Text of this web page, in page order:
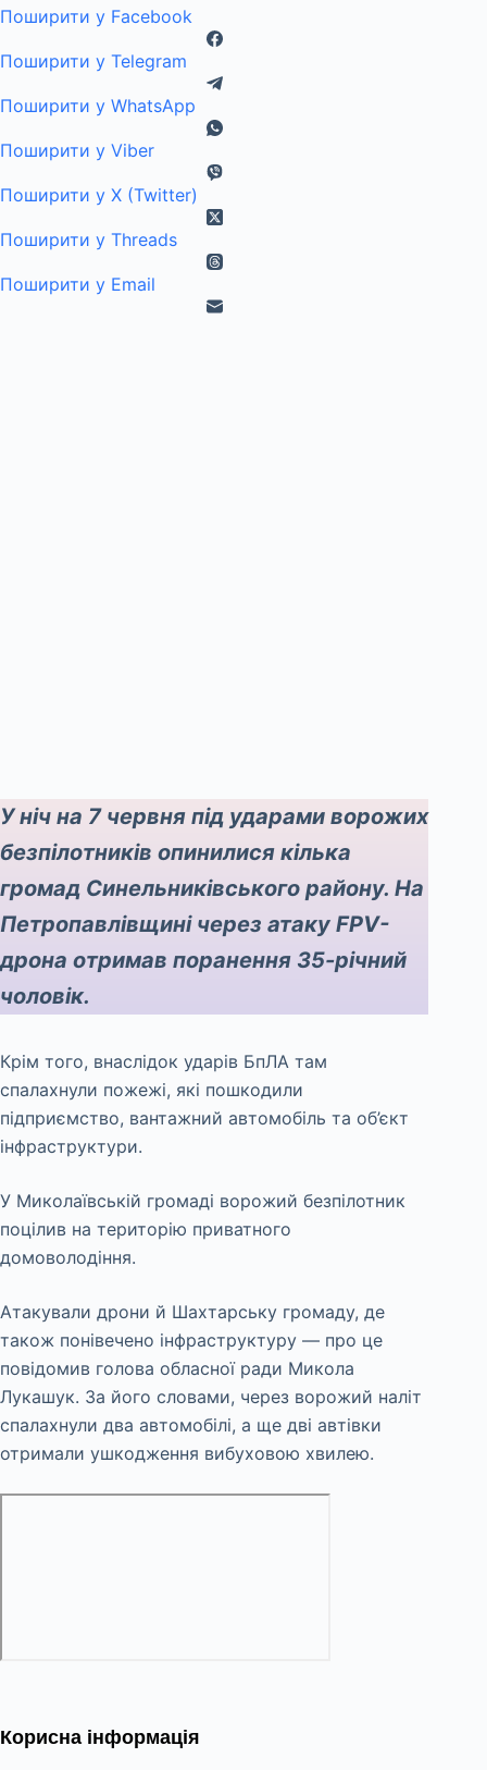
Поширити у Facebook
Поширити у Telegram
Поширити у WhatsApp
Поширити у Viber
Поширити у X (Twitter)
Поширити у Threads
Поширити у Email
У ніч на 7 червня під ударами ворожих
безпілотників опинилися кілька
громад Синельниківського району. На
Петропавлівщині через атаку FPV-
дрона отримав поранення 35-річний
чоловік.
Крім того, внаслідок ударів БпЛА там
спалахнули пожежі, які пошкодили
підприємство, вантажний автомобіль та об’єкт
інфраструктури.
У Миколаївській громаді ворожий безпілотник
поцілив на територію приватного
домоволодіння.
Атакували дрони й Шахтарську громаду, де
також понівечено інфраструктуру — про це
повідомив голова обласної ради Микола
Лукашук. За його словами, через ворожий наліт
спалахнули два автомобілі, а ще дві автівки
отримали ушкодження вибуховою хвилею.
Корисна інформація